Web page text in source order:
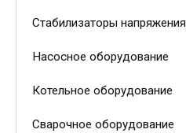
Стабилизаторы напряжения
Насосное оборудование
Котельное оборудование
Сварочное оборудование